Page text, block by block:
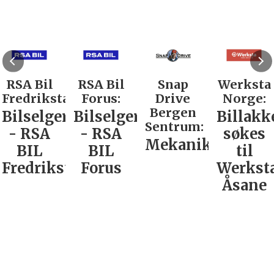
RSA Bil
Fredrikstad:
Bilselger
- RSA
BIL
Fredrikstad
RSA Bil
Forus:
Bilselger
- RSA
BIL
Forus
Snap
Drive
Bergen
Sentrum:
Mekaniker
Werksta
Norge:
søkes
til
Åsane